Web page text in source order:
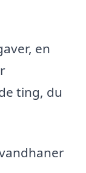
en
ting, du